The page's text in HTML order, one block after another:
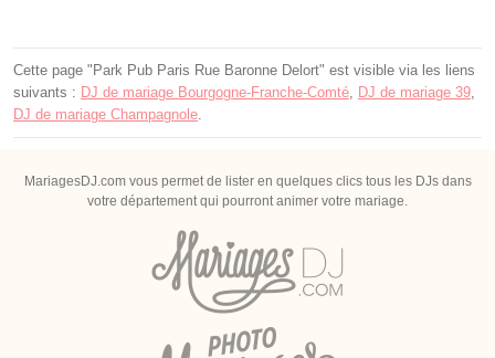
Cette page "Park Pub Paris Rue Baronne Delort" est visible via les liens
suivants : DJ de mariage Bourgogne-Franche-Comté DJ de mariage 39
DJ de mariage Champagnole
MariagesDJ.com vous permet de lister en quelques clics tous les DJs dans
votre département qui pourront animer votre mariage.